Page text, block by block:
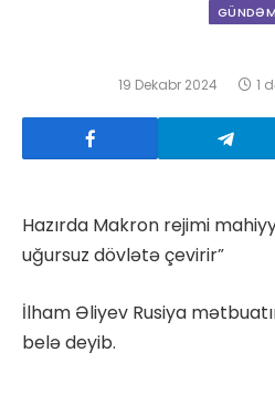
GÜNDƏM
19 Dekabr 2024 1
Hazırda Makron rejimi
uğursuz dövlətə çevirir”
İlham Əliyev Rusiya
belə deyib.